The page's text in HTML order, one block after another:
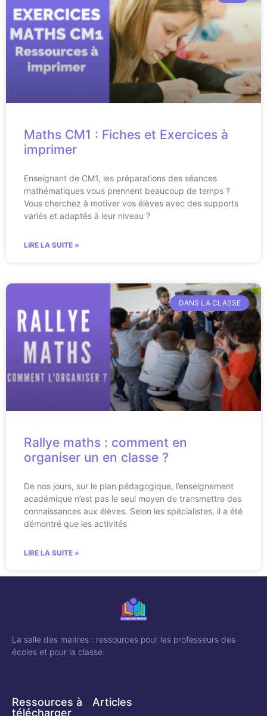
Maths CM1 : Fiches et Exercices à
imprimer
Enseignant de CM1, les préparations des séances
mathématiques vous prennent beaucoup de temps ?
Vous cherchez à motiver vos élèves avec des supports
variés et adaptés à leur niveau ?
LIRE LA SUITE »
DANS LA CLASSE
Rallye maths : comment en
organiser un en classe ?
De nos jours, sur le plan pédagogique, l’enseignement
académique n’est pas le seul moyen de transmettre des
connaissances aux élèves. Selon les spécialistes, il a été
démontré que les activités
LIRE LA SUITE »
La salle des maitres : ressources pour les professeurs des
écoles et pour la classe.
Ressources à
télécharger
Articles